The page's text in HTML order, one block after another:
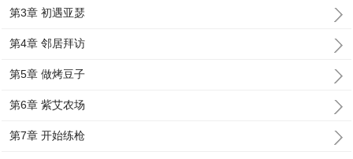
第3章 初遇亚瑟
第4章 邻居拜访
第5章 做烤豆子
第6章 紫艾农场
第7章 开始练枪